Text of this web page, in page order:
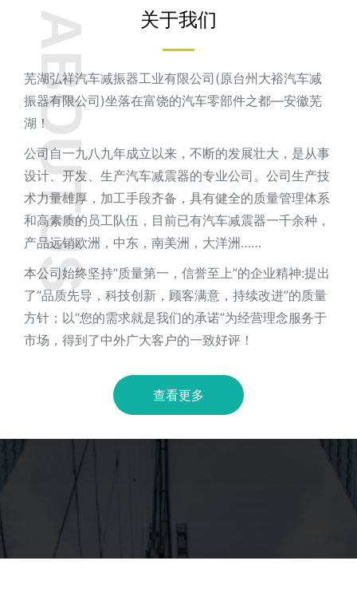
ABOUTUS 关于我们
芜湖弘祥汽车减振器工业有限公司(原台州大裕汽车减
振器有限公司)坐落在富饶的汽车零部件之都—安徽芜
湖！
公司自一九八九年成立以来，不断的发展壮大，是从事
设计、开发、生产汽车减震器的专业公司。公司生产技
术力量雄厚，加工手段齐备，具有健全的质量管理体系
和高素质的员工队伍，目前已有汽车减震器一千余种，
产品远销欧洲，中东，南美洲，大洋洲……
本公司始终坚持“质量第一，信誉至上”的企业精神:提出
了“品质先导，科技创新，顾客满意，持续改进”的质量
方针；以“您的需求就是我们的承诺”为经营理念服务于
市场，得到了中外广大客户的一致好评！
查看更多